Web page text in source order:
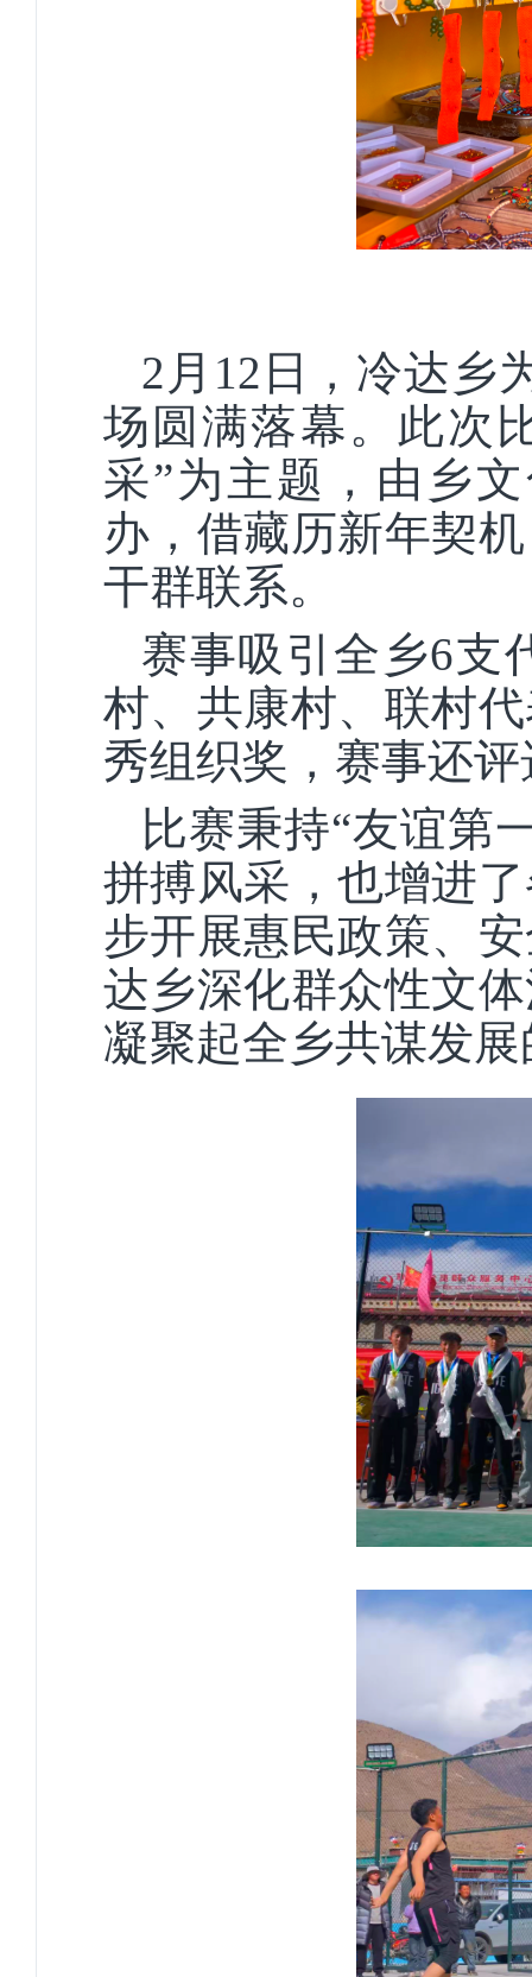
2月12日，冷达乡
场圆满落幕。此次
采”为主题，由乡
办，借藏历新年契
干群联系。
赛事吸引全乡6支
村、共康村、联村
秀组织奖，赛事还
比赛秉持“友谊第
拼搏风采，也增进
步开展惠民政策、
达乡深化群众性文
凝聚起全乡共谋发